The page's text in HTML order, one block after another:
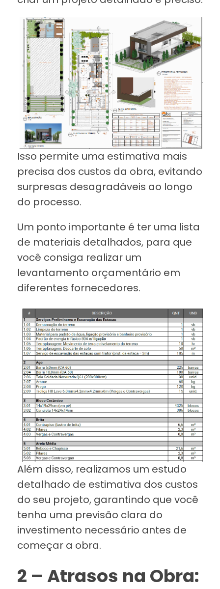
Isso permite uma estimativa mais
precisa dos custos da obra, evitando
surpresas desagradáveis ao longo
do processo.
Um ponto importante é ter uma lista
de materiais detalhados, para que
você consiga realizar um
levantamento orçamentário em
diferentes fornecedores.
Além disso, realizamos um estudo
detalhado de estimativa dos custos
do seu projeto, garantindo que você
tenha uma previsão clara do
investimento necessário antes de
começar a obra.
2 – Atrasos na Obra: